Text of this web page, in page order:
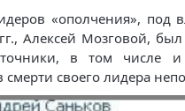
«ополчения», под
Алексей Мозговой,
в том числе и
своего лидера